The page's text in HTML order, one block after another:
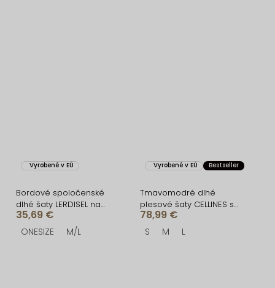
Vyrobené v EÚ
Bordové spoločenské
dlhé šaty LERDISEL na
ramienka
35,69 €
ONESIZE M/L
Vyrobené v EÚ Bestseller
Tmavomodré dlhé
plesové šaty CELLINES so
šnurovaním
78,99 €
S M L